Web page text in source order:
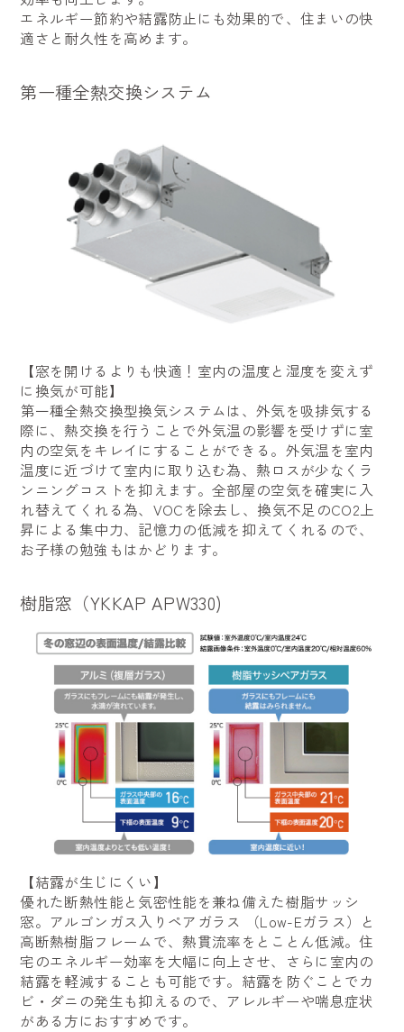
エネルギー節約や結露防止にも効果的で、住まいの快
適さと耐久性を高めます。
第一種全熱交換システム
【窓を開けるよりも快適！室内の温度と湿度を変えず
に換気が可能】
第一種全熱交換型換気システムは、外気を吸排気する
際に、熱交換を行うことで外気温の影響を受けずに室
内の空気をキレイにすることができる。外気温を室内
温度に近づけて室内に取り込む為、熱ロスが少なくラ
ンニングコストを抑えます。全部屋の空気を確実に入
れ替えてくれる為、VOCを除去し、換気不足のCO2上
昇による集中力、記憶力の低減を抑えてくれるので、
お子様の勉強もはかどります。
樹脂窓（YKKAP APW330)
【結露が生じにくい】
優れた断熱性能と気密性能を兼ね備えた樹脂サッシ
窓。アルゴンガス入りペアガラス （Low-Eガラス）と
高断熱樹脂フレームで、熱貫流率をとことん低減。住
宅のエネルギー効率を大幅に向上させ、さらに室内の
結露を軽減することも可能です。結露を防ぐことでカ
ビ・ダニの発生も抑えるので、アレルギーや喘息症状
がある方におすすめです。